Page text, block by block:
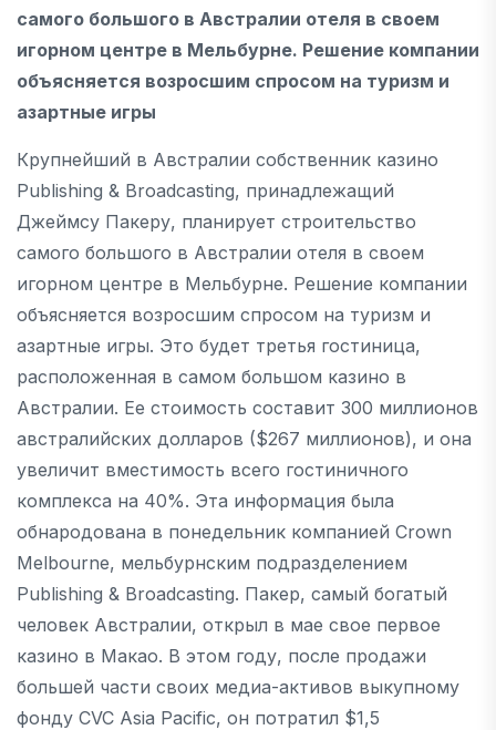
самого большого в Австралии отеля в своем
игорном центре в Мельбурне. Решение компании
объясняется возросшим спросом на туризм и
азартные игры
Крупнейший в Австралии собственник казино
Publishing & Broadcasting, принадлежащий
Джеймсу Пакеру, планирует строительство
самого большого в Австралии отеля в своем
игорном центре в Мельбурне. Решение компании
объясняется возросшим спросом на туризм и
азартные игры. Это будет третья гостиница,
расположенная в самом большом казино в
Австралии. Ее стоимость составит 300 миллионов
австралийских долларов ($267 миллионов), и она
увеличит вместимость всего гостиничного
комплекса на 40%. Эта информация была
обнародована в понедельник компанией Crown
Melbourne, мельбурнским подразделением
Publishing & Broadcasting. Пакер, самый богатый
человек Австралии, открыл в мае свое первое
казино в Макао. В этом году, после продажи
большей части своих медиа-активов выкупному
фонду CVC Asia Pacific, он потратил $1,5